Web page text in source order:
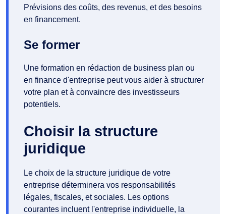
Prévisions des coûts, des revenus, et des besoins
en financement.
Se former
Une formation en rédaction de business plan ou
en finance d'entreprise peut vous aider à structurer
votre plan et à convaincre des investisseurs
potentiels.
Choisir la structure
juridique
Le choix de la structure juridique de votre
entreprise déterminera vos responsabilités
légales, fiscales, et sociales. Les options
courantes incluent l'entreprise individuelle, la